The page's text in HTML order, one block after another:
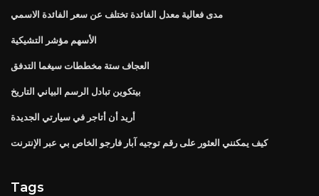
مدى فعالية معدل الفائدة تختلف عن سعر الفائدة الاسمي
الأسهم مؤشر التشيكية
العجاف ستة مخططات سيغما التدفق
بيتكوين تبادل الرسم البياني التاريخ
أريد أن أتاجر في سيارتي الجديدة
كيف يمكنني العثور على رقم توجيه آبار فارجو الخاص بي عبر الإنترنت
Tags